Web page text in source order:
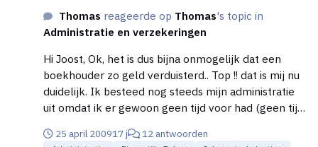
Thomas reageerde op Thomas's topic in
Administratie en verzekeringen
Hi Joost, Ok, het is dus bijna onmogelijk dat een
boekhouder zo geld verduisterd.. Top !! dat is mij nu
duidelijk. Ik besteed nog steeds mijn administratie
uit omdat ik er gewoon geen tijd voor had (geen tijd
en ga ik mij verdiepen in het snelstart pakket.
25 april 200917 j 12 antwoorden